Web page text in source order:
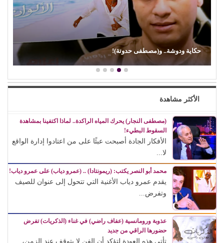
حكاية ودوشة.. و(مصطفى حدوتة)!
الأكثر مشاهدة
(مصطفى النجار) يحرك المياه الراكدة.. لماذا اكتفينا بمشاهدة
السقوط البطيء!
الأفكار الجادة أصبحت عبئًا على من اعتادوا إدارة الواقع
لا...
محمد أبو النصر يكتب: (ريمونتادا) .. (عمرو دياب) على عمرو دياب!
يقدم عمرو دياب الأغنية التي تتحول إلى عنوان للصيف
وتفرض...
عذوبة ورومانسية (عفاف راضي) في غناء (الذكريات) تفرض
حضورها الراقي من جديد
تأتي هذه العودة لتؤكد أن الفن لا يتوقف عند الزمن،...